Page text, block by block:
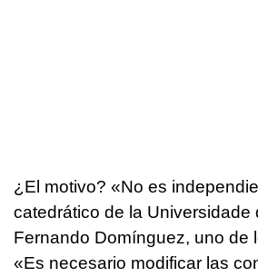
¿El motivo? «No es
catedrático de la Universidade
Fernando Domínguez, uno de
«Es necesario modificar las